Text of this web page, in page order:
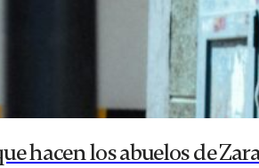
hacen los abuelos de